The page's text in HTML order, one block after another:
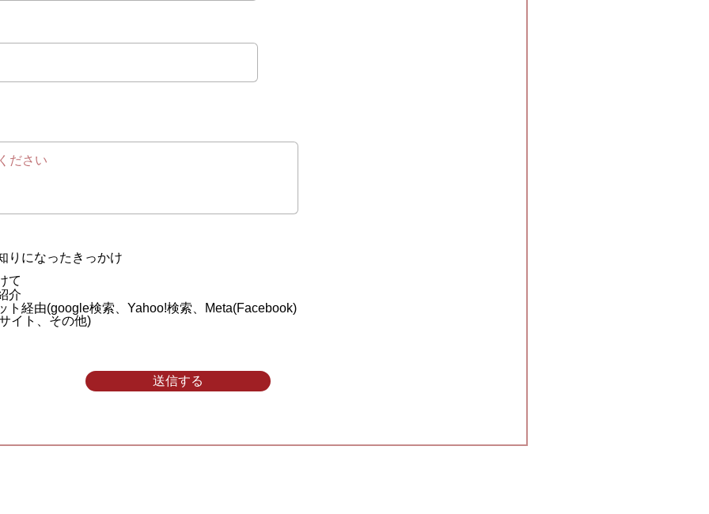
りになったきっかけ
て
介
ト経由(google検索、Yahoo!検索、Meta(Facebook)
イト、その他)
送信する